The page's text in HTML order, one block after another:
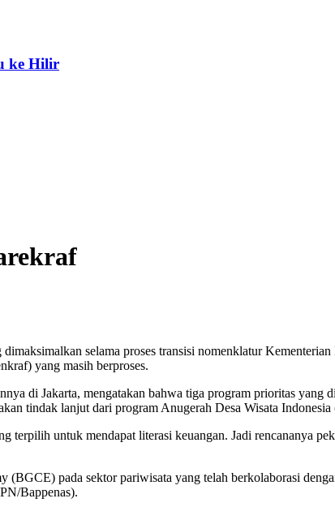
ke Hilir
selama proses transisi nomenklatur
yang masih berproses.
di Jakarta, mengatakan bahwa tiga program prioritas yang
tindak lanjut dari program Anugerah Desa Wisata
terpilih untuk mendapat literasi keuangan. Jadi rencananya
pada sektor pariwisata yang telah berkolaborasi
Bappenas).